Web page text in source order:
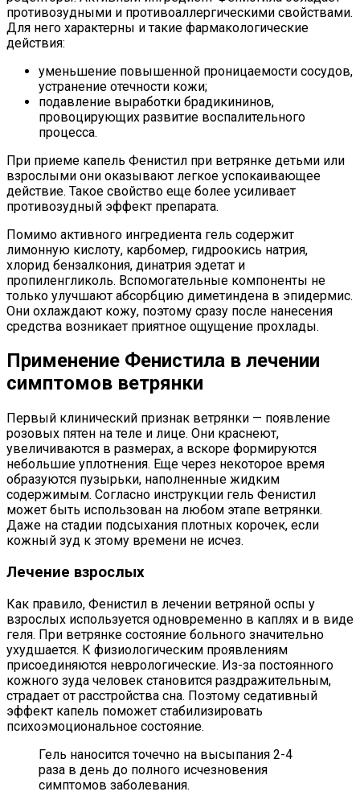
противозудными и противоаллергическими свойствами.
Для него характерны и такие фармакологические
действия:
уменьшение повышенной проницаемости сосудов,
устранение отечности кожи;
подавление выработки брадикининов,
провоцирующих развитие воспалительного
процесса.
При приеме капель Фенистил при ветрянке детьми или
взрослыми они оказывают легкое успокаивающее
действие. Такое свойство еще более усиливает
противозудный эффект препарата.
Помимо активного ингредиента гель содержит
лимонную кислоту, карбомер, гидроокись натрия,
хлорид бензалкония, динатрия эдетат и
пропиленгликоль. Вспомогательные компоненты не
только улучшают абсорбцию диметиндена в эпидермис.
Они охлаждают кожу, поэтому сразу после нанесения
средства возникает приятное ощущение прохлады.
Применение Фенистила в лечении
симптомов ветрянки
Первый клинический признак ветрянки — появление
розовых пятен на теле и лице. Они краснеют,
увеличиваются в размерах, а вскоре формируются
небольшие уплотнения. Еще через некоторое время
образуются пузырьки, наполненные жидким
содержимым. Согласно инструкции гель Фенистил
может быть использован на любом этапе ветрянки.
Даже на стадии подсыхания плотных корочек, если
кожный зуд к этому времени не исчез.
Лечение взрослых
Как правило, Фенистил в лечении ветряной оспы у
взрослых используется одновременно в каплях и в виде
геля. При ветрянке состояние больного значительно
ухудшается. К физиологическим проявлениям
присоединяются неврологические. Из-за постоянного
кожного зуда человек становится раздражительным,
страдает от расстройства сна. Поэтому седативный
эффект капель поможет стабилизировать
психоэмоциональное состояние.
Гель наносится точечно на высыпания 2-4
раза в день до полного исчезновения
симптомов заболевания.